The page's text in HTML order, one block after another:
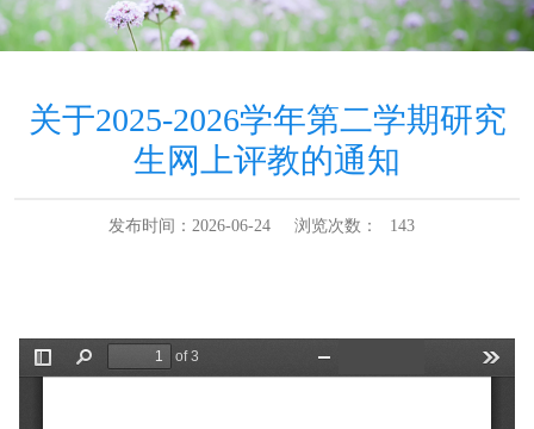
关于2025-2026学年第二学期研究
生网上评教的通知
发布时间：2026-06-24 浏览次数： 143